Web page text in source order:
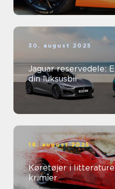
30. august 2025
Jaguar reservedele:
din luksusbil
18. august 2025
Køretøjer i
krimier